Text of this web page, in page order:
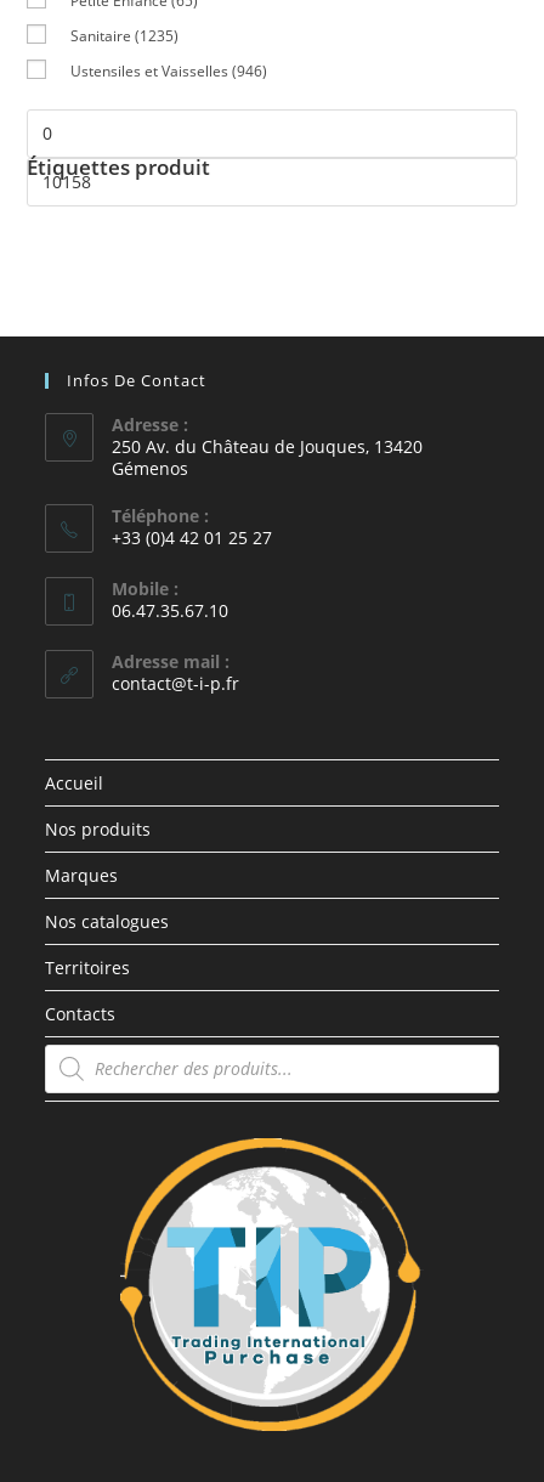
Sanitaire (1235)
Ustensiles et Vaisselles (946)
Étiquettes produit
Infos De Contact
Adresse :
250 Av. du Château de Jouques, 13420
Gémenos
Téléphone :
+33 (0)4 42 01 25 27
Mobile :
06.47.35.67.10
Adresse mail :
contact@t-i-p.fr
Accueil
Nos produits
Marques
Nos catalogues
Territoires
Contacts
Recherche
de
produits